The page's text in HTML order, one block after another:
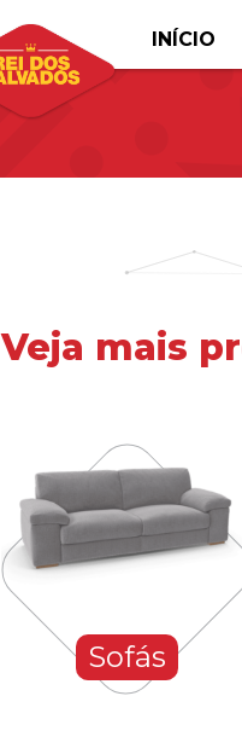
INÍCIO
Veja mais
Sofás